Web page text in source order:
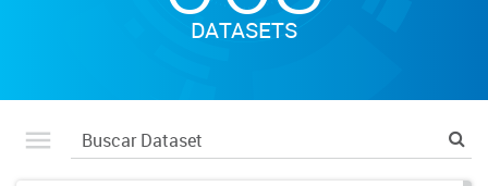
DATASETS